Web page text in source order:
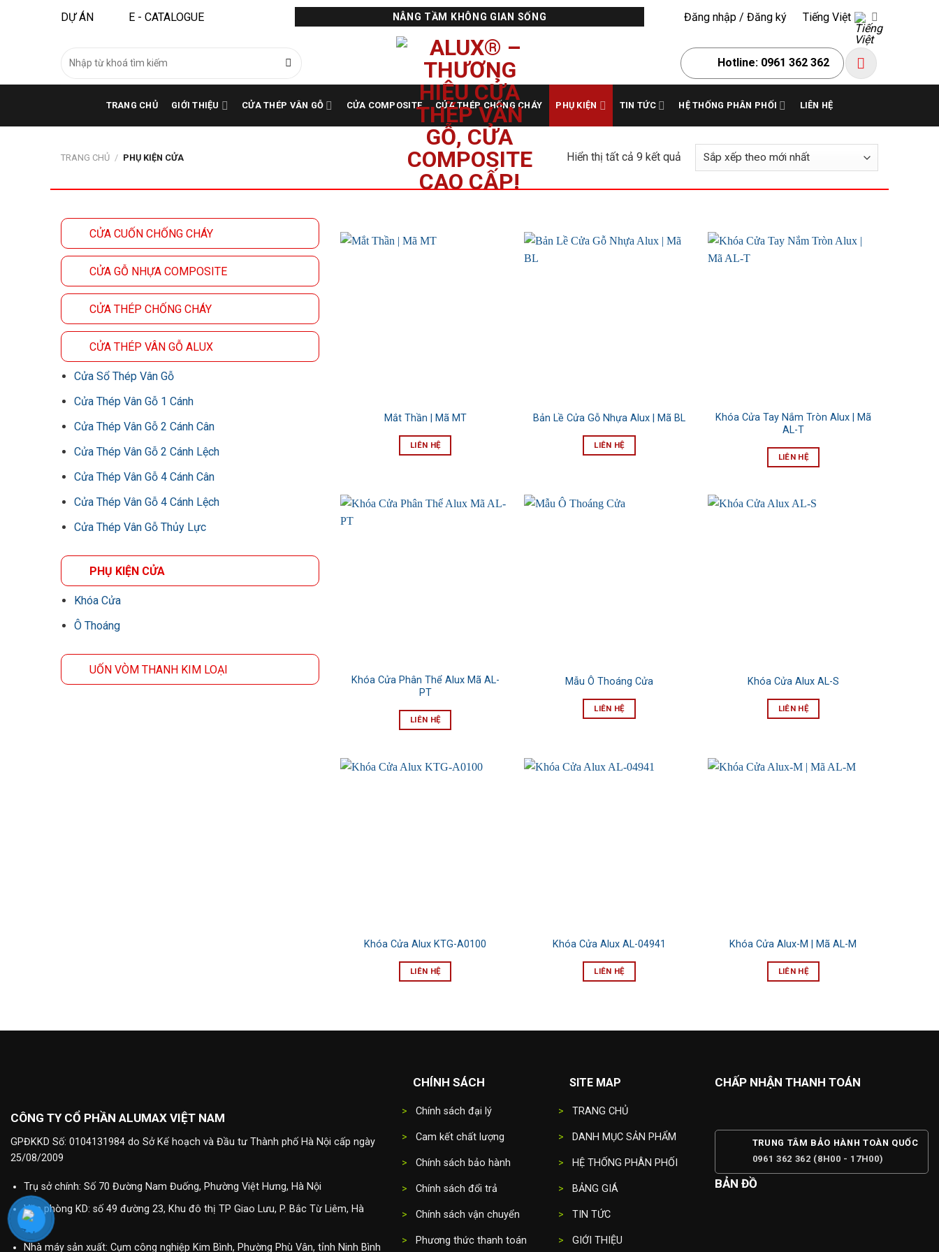
DỰ ÁN E - CATALOGUE NÂNG TẦM KHÔNG GIAN SỐNG Đăng nhập / Đăng ký Tiếng Việt
kiếm:
Hotline: 0961 362 362
TRANG CHỦ GIỚI THIỆU CỬA THÉP VÂN GỖ CỬA COMPOSITE CỬA THÉP CHỐNG CHÁY PHỤ KIỆN TIN TỨC HỆ THỐNG PHÂN PHỐI LIÊN HỆ
TRANG CHỦ / PHỤ KIỆN CỬA Hiển thị tất cả 9 kết quảĐã
sắp
xếp
nhất
CỬA CUỐN CHỐNG CHÁY
CỬA GỖ NHỰA COMPOSITE
CỬA THÉP CHỐNG CHÁY
CỬA THÉP VÂN GỖ ALUX
Cửa Sổ Thép Vân Gỗ
Cửa Thép Vân Gỗ 1 Cánh
Cửa Thép Vân Gỗ 2 Cánh Cân
Cửa Thép Vân Gỗ 2 Cánh Lệch
Cửa Thép Vân Gỗ 4 Cánh Cân
Cửa Thép Vân Gỗ 4 Cánh Lệch
Cửa Thép Vân Gỗ Thủy Lực
PHỤ KIỆN CỬA
Khóa Cửa
Ô Thoáng
UỐN VÒM THANH KIM LOẠI
Mắt Thần | Mã MT
LIÊN HỆ
Bản Lề Cửa Gỗ Nhựa Alux | Mã BL
LIÊN HỆ
Khóa Cửa Tay Nắm Tròn Alux | Mã
AL-T
LIÊN HỆ
Khóa Cửa Phân Thể Alux Mã AL-
PT
LIÊN HỆ
Mẫu Ô Thoáng Cửa
LIÊN HỆ
Khóa Cửa Alux AL-S
LIÊN HỆ
Khóa Cửa Alux KTG-A0100
LIÊN HỆ
Khóa Cửa Alux AL-04941
LIÊN HỆ
Khóa Cửa Alux-M | Mã AL-M
LIÊN HỆ
CÔNG TY CỔ PHẦN ALUMAX VIỆT NAM
GPĐKKD Số: 0104131984 do Sở Kế hoạch và Đầu tư Thành phố Hà Nội cấp ngày
25/08/2009
Trụ sở chính: Số 70 Đường Nam Đuống, Phường Việt Hưng, Hà Nội
Văn phòng KD: số 49 đường 23, Khu đô thị TP Giao Lưu, P. Bắc Từ Liêm, Hà
Nội
Nhà máy sản xuất: Cụm công nghiệp Kim Bình, Phường Phù Vân, tỉnh Ninh Bình
CHÍNH SÁCH
> Chính sách đại lý
> Cam kết chất lượng
> Chính sách bảo hành
> Chính sách đổi trả
> Chính sách vận chuyển
> Phương thức thanh toán
SITE MAP
> TRANG CHỦ
> DANH MỤC SẢN PHẨM
> HỆ THỐNG PHÂN PHỐI
> BẢNG GIÁ
> TIN TỨC
> GIỚI THIỆU
CHẤP NHẬN THANH TOÁN
TRUNG TÂM BẢO HÀNH TOÀN QUỐC
0961 362 362 (8H00 - 17H00)
BẢN ĐỒ